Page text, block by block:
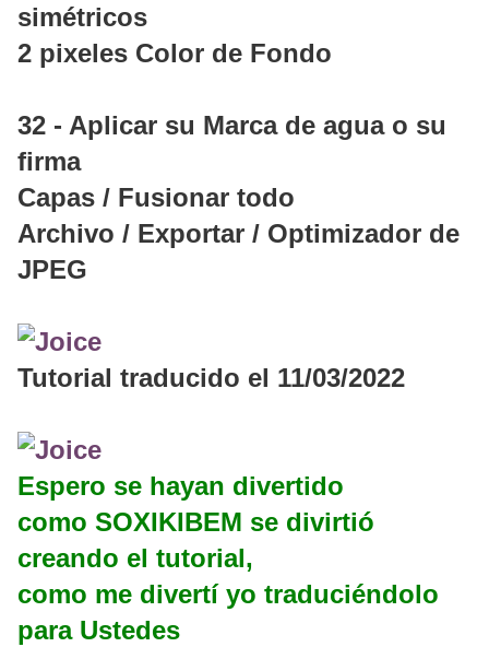
simétricos
2 pixeles Color de Fondo
32 - Aplicar su Marca de agua o su
firma
Capas / Fusionar todo
Archivo / Exportar / Optimizador de
JPEG
Tutorial traducido el 11/03/2022
Espero se hayan divertido
como SOXIKIBEM se divirtió
creando el tutorial,
como me divertí yo traduciéndolo
para Ustedes